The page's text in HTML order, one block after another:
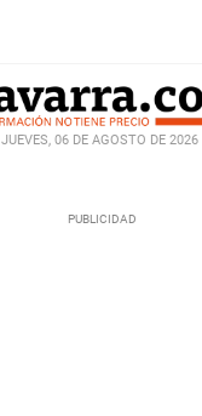
JUEVES, 06 DE AGOSTO DE 2026